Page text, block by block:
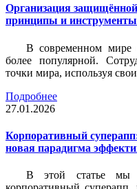
Организация
принципы и инструменты
В современном мире
более популярной.
точки мира, используя
Подробнее
27.01.2026
Корпоративный
новая парадигма
В этой статье мы